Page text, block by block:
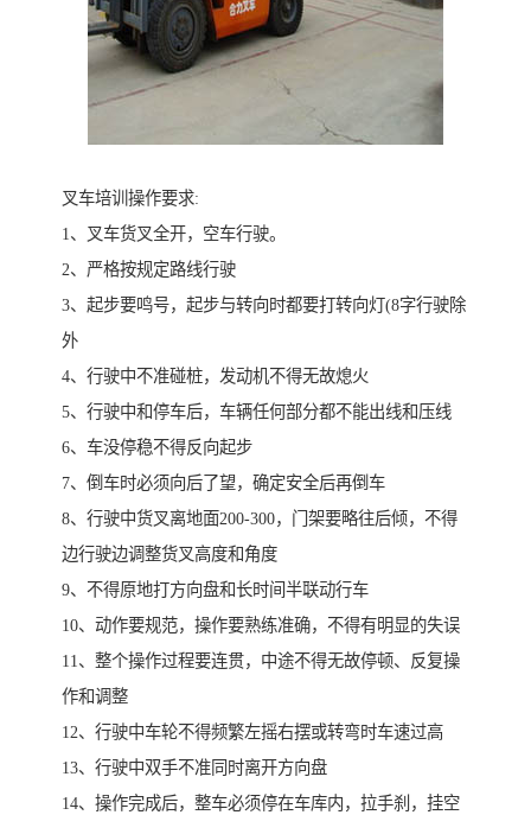
叉车培训操作要求:
1、叉车货叉全开，空车行驶。
2、严格按规定路线行驶
3、起步要鸣号，起步与转向时都要打转向灯(8字行驶除
外
4、行驶中不准碰桩，发动机不得无故熄火
5、行驶中和停车后，车辆任何部分都不能出线和压线
6、车没停稳不得反向起步
7、倒车时必须向后了望，确定安全后再倒车
8、行驶中货叉离地面200-300，门架要略往后倾，不得
边行驶边调整货叉高度和角度
9、不得原地打方向盘和长时间半联动行车
10、动作要规范，操作要熟练准确，不得有明显的失误
11、整个操作过程要连贯，中途不得无故停顿、反复操
作和调整
12、行驶中车轮不得频繁左摇右摆或转弯时车速过高
13、行驶中双手不准同时离开方向盘
14、操作完成后，整车必须停在车库内，拉手刹，挂空